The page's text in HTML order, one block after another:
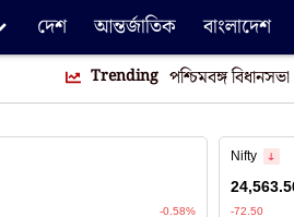
দেশ আন্তর্জাতিক বাংলাদেশ
Trending পশ্চিমবঙ্গ বিধানসভা